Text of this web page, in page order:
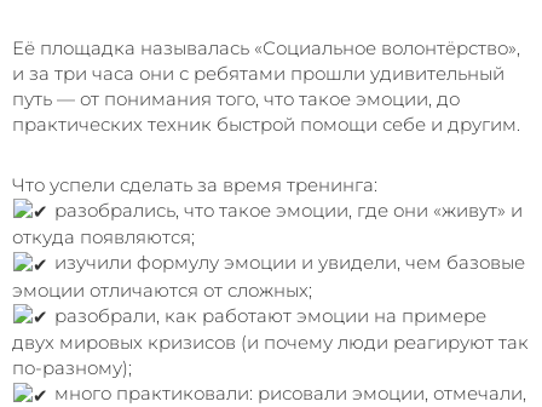
Её площадка называлась «Социальное волонтёрство»,
и за три часа они с ребятами прошли удивительный
путь — от понимания того, что такое эмоции, до
практических техник быстрой помощи себе и другим.
Что успели сделать за время тренинга:
разобрались, что такое эмоции, где они «живут» и
откуда появляются;
изучили формулу эмоции и увидели, чем базовые
эмоции отличаются от сложных;
разобрали, как работают эмоции на примере
двух мировых кризисов (и почему люди реагируют так
по-разному);
много практиковали: рисовали эмоции, отмечали,